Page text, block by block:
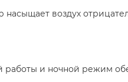
насыщает воздух
работы и ночной режим